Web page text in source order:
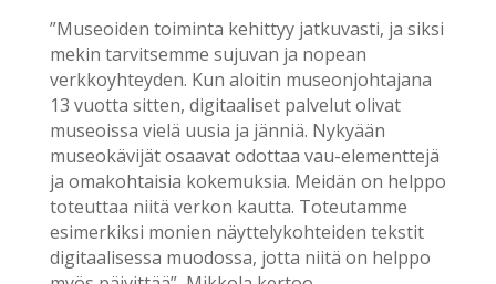
”Museoiden toiminta kehittyy jatkuvasti, ja siksi
mekin tarvitsemme sujuvan ja nopean
verkkoyhteyden. Kun aloitin museonjohtajana
13 vuotta sitten, digitaaliset palvelut olivat
museoissa vielä uusia ja jänniä. Nykyään
museokävijät osaavat odottaa vau-elementtejä
ja omakohtaisia kokemuksia. Meidän on helppo
toteuttaa niitä verkon kautta. Toteutamme
esimerkiksi monien näyttelykohteiden tekstit
digitaalisessa muodossa, jotta niitä on helppo